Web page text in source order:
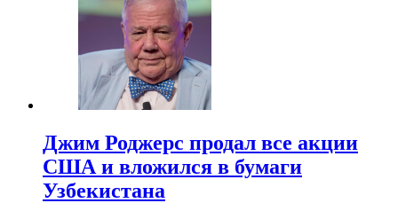
Джим Роджерс продал все акции
США и вложился в бумаги
Узбекистана